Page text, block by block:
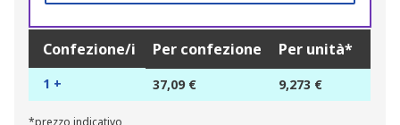
Confezione/i Per confezione Per unità*
1 + 37,09 € 9,273 €